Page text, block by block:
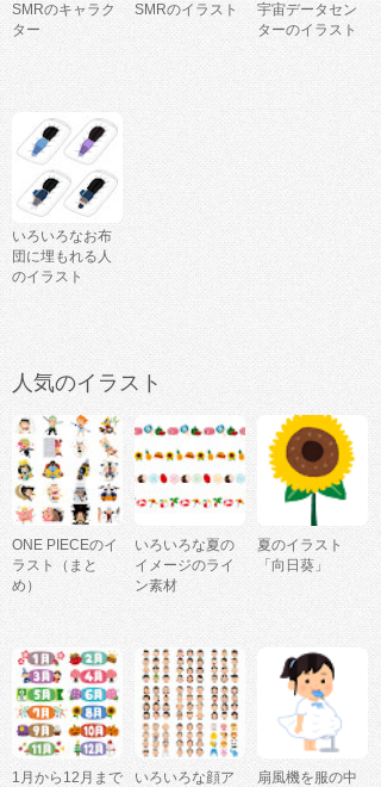
SMRのキャラク
ター
SMRのイラスト
宇宙データセン
ターのイラスト
いろいろなお布
団に埋もれる人
のイラスト
人気のイラスト
ONE PIECEのイ
ラスト（まと
め）
いろいろな夏の
イメージのライ
ン素材
夏のイラスト
「向日葵」
1月から12月まで いろいろな顔ア 扇風機を服の中